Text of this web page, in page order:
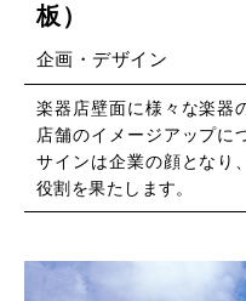
板）
企画・デザイン
楽器店壁面に様々な楽器
店舗のイメージアップに
サインは企業の顔となり
役割を果たします。